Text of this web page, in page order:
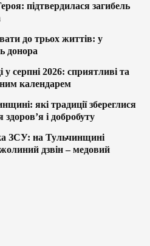
підтвердилася загибель
до трьох життів: у
донора
серпні 2026: сприятливі та
календарем
які традиції збереглися
і добробуту
ЗСУ: на Тульчинщині
дзвін – медовий